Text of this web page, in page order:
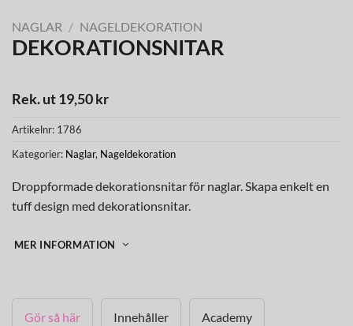
NAGLAR / NAGELDEKORATION
DEKORATIONSNITAR
Rek. ut 19,50 kr
Artikelnr: 1786
Kategorier: Naglar, Nageldekoration
Droppformade dekorationsnitar för naglar. Skapa enkelt en
tuff design med dekorationsnitar.
MER INFORMATION
Gör så här Innehåller Academy